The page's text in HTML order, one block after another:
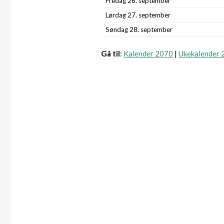
Lørdag 27. september
Søndag 28. september
Gå til: Kalender 2070 | Ukekalender